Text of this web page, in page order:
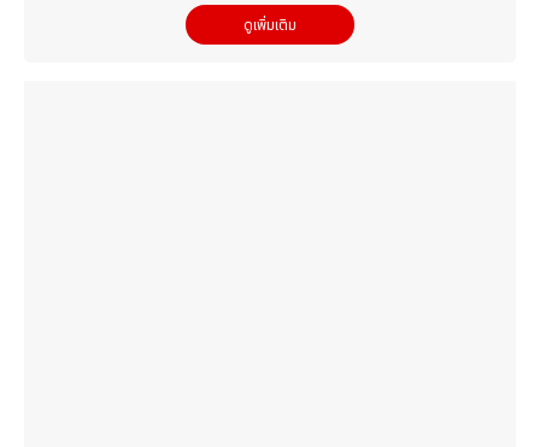
ดูเพิ่มเติม